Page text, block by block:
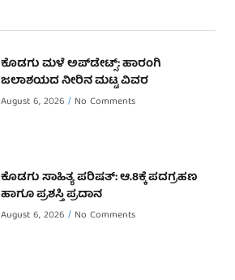
ಕೊಡಗು ಮಳೆ ಅಪ್‌ಡೇಟ್ಸ್: ಹಾರಂಗಿ
ಜಲಾಶಯದ ನೀರಿನ ಮಟ್ಟ ವಿವರ
August 6, 2026 No Comments
ಕೊಡಗು ಸಾಹಿತ್ಯ ಪರಿಷತ್: ಆ.8ಕ್ಕೆ ಪದಗ್ರಹಣ
ಹಾಗೂ ಪ್ರಶಸ್ತಿ ಪ್ರದಾನ
August 6, 2026 No Comments